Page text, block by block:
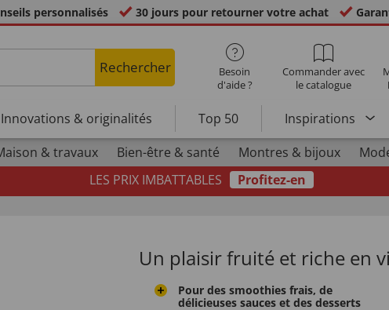
personnalisés 30 jours pour retourner votre achat
Rechercher
Besoin
d'aide ?
Commander avec
le catalogue
Innovations & originalités Top 50 Inspirations
& travaux Bien-être & santé Montres & bijoux
LES PRIX IMBATTABLES
Profitez-en
Un plaisir fruité et riche en
Pour des smoothies frais, de
délicieuses sauces et des desserts